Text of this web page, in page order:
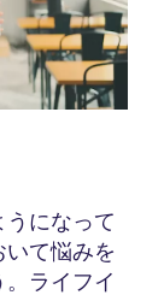
になって
て悩みを
ライフイ